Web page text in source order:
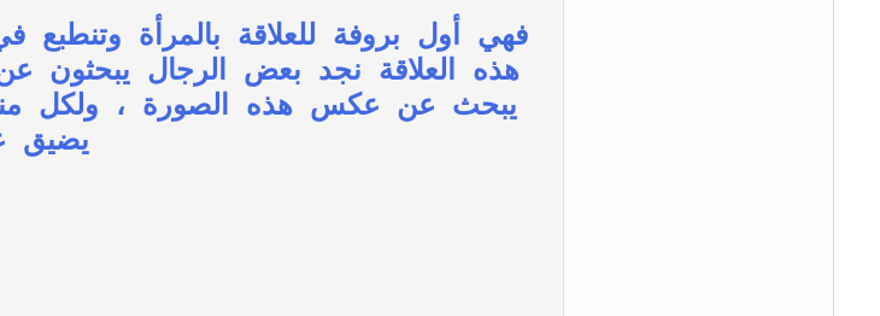
فهي أول بروفة للعلاقة بالمرأة
هذه العلاقة نجد بعض الرجال يبحثون
يبحث عن عكس هذه الصورة ، ولكل منهم
يضيق